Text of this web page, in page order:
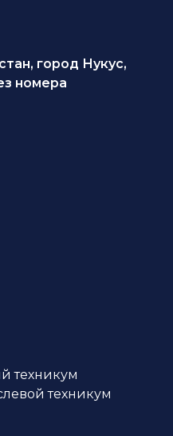
город Нукус,
номера
техникум
техникум